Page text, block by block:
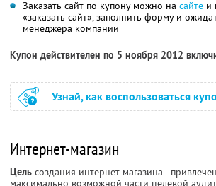
Заказать сайт по купону можно на сайте и
«заказать сайт», заполнить форму и
менеджера компании
Купон действителен по 5 ноября 2012
Узнай, как воспользоваться
Интернет-магазин
Цель создания интернет-магазина -
максимально возможной части целевой